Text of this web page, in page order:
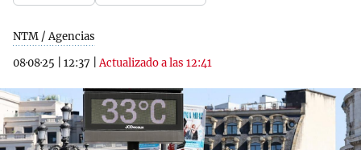
NTM / Agencias
08·08·25
12:37 |Actualizado a las 12:41